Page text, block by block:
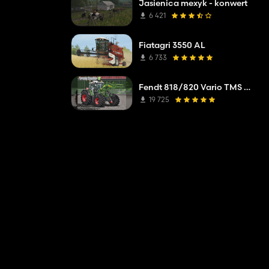
Jasienica mexyk - konwert
6 421
Fiatagri 3550 AL
6 733
Fendt 818/820 Vario TMS Full Pack
19 725